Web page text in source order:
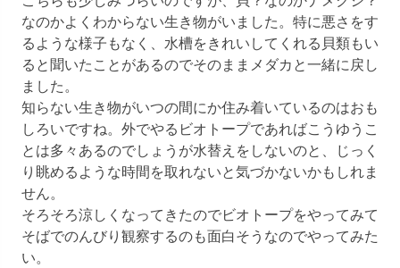
なのかよくわからない生き物がいました。特に悪さをす
るような様子もなく、水槽をきれいしてくれる貝類もい
ると聞いたことがあるのでそのままメダカと一緒に戻し
ました。
知らない生き物がいつの間にか住み着いているのはおも
しろいですね。外でやるビオトープであればこうゆうこ
とは多々あるのでしょうが水替えをしないのと、じっく
り眺めるような時間を取れないと気づかないかもしれま
せん。
そろそろ涼しくなってきたのでビオトープをやってみて
そばでのんびり観察するのも面白そうなのでやってみた
い。